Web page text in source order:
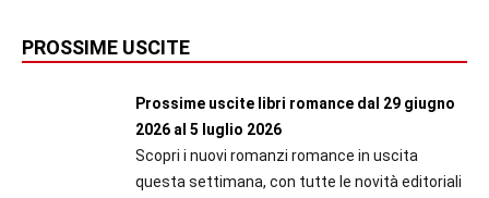
PROSSIME USCITE
Prossime uscite libri romance dal 29 giugno
2026 al 5 luglio 2026
Scopri i nuovi romanzi romance in uscita
questa settimana, con tutte le novità editoriali